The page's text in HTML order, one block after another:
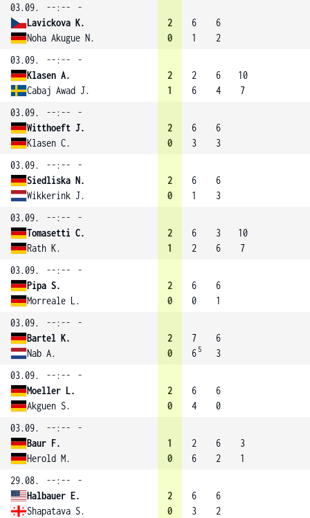
03.09.
--:--
-
Lavickova K.
Noha Akugue N.
2
0
6
1
6
2
03.09.
--:--
-
Klasen A.
Cabaj Awad J.
2
1
2
6
6
4
10
7
03.09.
--:--
-
Witthoeft J.
Klasen C.
2
0
6
3
6
3
03.09.
--:--
-
Siedliska N.
Wikkerink J.
2
0
6
1
6
3
03.09.
--:--
-
Tomasetti C.
Rath K.
2
1
6
2
3
6
10
7
03.09.
--:--
-
Pipa S.
Morreale L.
2
0
6
0
6
1
03.09.
--:--
-
Bartel K.
Nab A.
2
0
7
6 5
6
3
03.09.
--:--
-
Moeller L.
Akguen S.
2
0
6
4
6
0
03.09.
--:--
-
Baur F.
Herold M.
1
0
2
6
6
2
3
1
29.08.
--:--
-
Halbauer E.
Shapatava S.
2
0
6
3
6
2